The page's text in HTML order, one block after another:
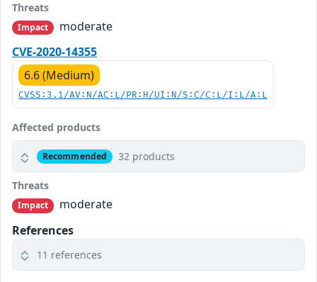
Threats
Impact
moderate
CVE-2020-14355
6.6 (Medium)
CVSS:3.1/AV:N/AC:L/PR:H/UI:N/S:C/C:L/I:L/A:L
Affected products
Recommended 32 products
Threats
Impact
moderate
References
11 references